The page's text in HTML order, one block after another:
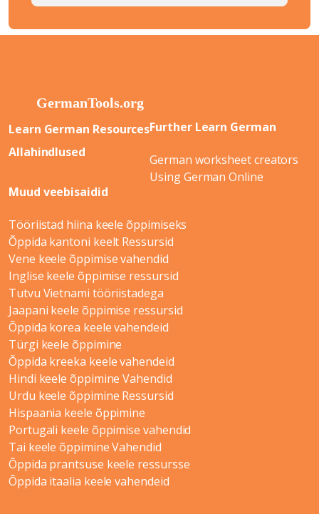
Learn German Resources
Allahindlused
Further Learn German
German worksheet creators
Using German Online
Muud veebisaidid
Tööriistad hiina keele õppimiseks
Õppida kantoni keelt Ressursid
Vene keele õppimise vahendid
Inglise keele õppimise ressursid
Tutvu Vietnami tööriistadega
Jaapani keele õppimise ressursid
Õppida korea keele vahendeid
Türgi keele õppimine
Õppida kreeka keele vahendeid
Hindi keele õppimine Vahendid
Urdu keele õppimine Ressursid
Hispaania keele õppimine
Portugali keele õppimise vahendid
Tai keele õppimine Vahendid
Õppida prantsuse keele ressursse
Õppida itaalia keele vahendeid